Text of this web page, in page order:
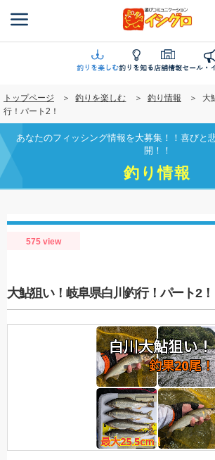
ン
ツ
移
動
釣りを楽しむ釣りを知る店舗情報セール・
トップページ 釣りを楽しむ 釣り情報
大
行！パート2！
あなたのフィッシング情報を大募集！！喜びと
開！！
釣り情報
575 view
大鮎狙い！岐阜県白川釣行！パート2！